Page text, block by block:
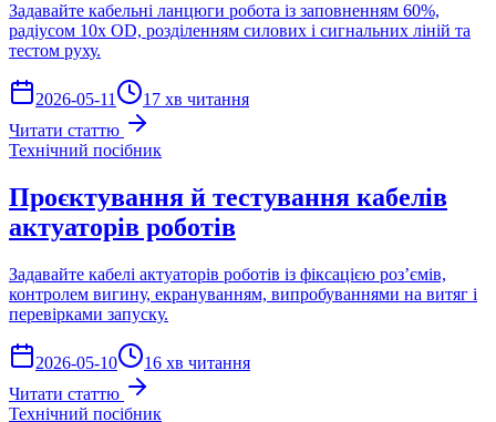
Задавайте кабельні ланцюги робота із заповненням 60%,
радіусом 10x OD, розділенням силових і сигнальних ліній та
тестом руху.
2026-05-11
17 хв читання
Читати статтю
Технічний посібник
Проєктування й тестування кабелів
актуаторів роботів
Задавайте кабелі актуаторів роботів із фіксацією роз’ємів,
контролем вигину, екрануванням, випробуваннями на витяг і
перевірками запуску.
2026-05-10
16 хв читання
Читати статтю
Технічний посібник